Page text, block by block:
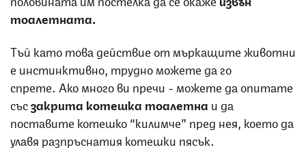
тоалетната.
Тъй като това действие от мъркащите животни
е инстинктивно, трудно можете да го
спрете. Ако много ви пречи - можете да опитате
съсзакрита котешка тоалетна и да
поставите котешко “килимче” пред нея, което да
улавя разпръснатия котешки пясък.